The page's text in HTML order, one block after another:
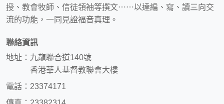
授、教會牧師、信徒領袖等撰文⋯⋯以達編、寫、讀三向交
流的功能，一同見證福音真理。
聯絡資訊
地址：九龍聯合道140號
香港華人基督教聯會大樓
電話：23374171